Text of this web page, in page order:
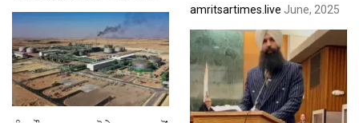
amritsartimes.live June, 2025